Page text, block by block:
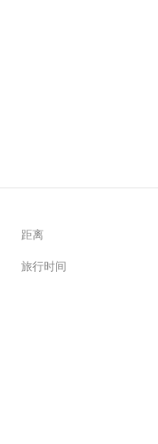
距离
旅行时间